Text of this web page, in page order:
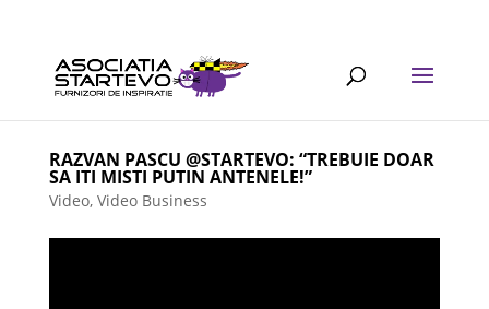
RAZVAN PASCU @STARTEVO: “TREBUIE DOAR
SA ITI MISTI PUTIN ANTENELE!”
Video, Video Business